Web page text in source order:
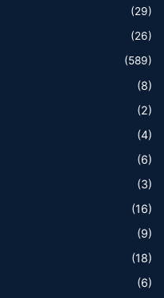
(29)
(26)
(589)
(8)
(2)
(4)
(6)
(3)
(16)
(9)
(18)
(6)